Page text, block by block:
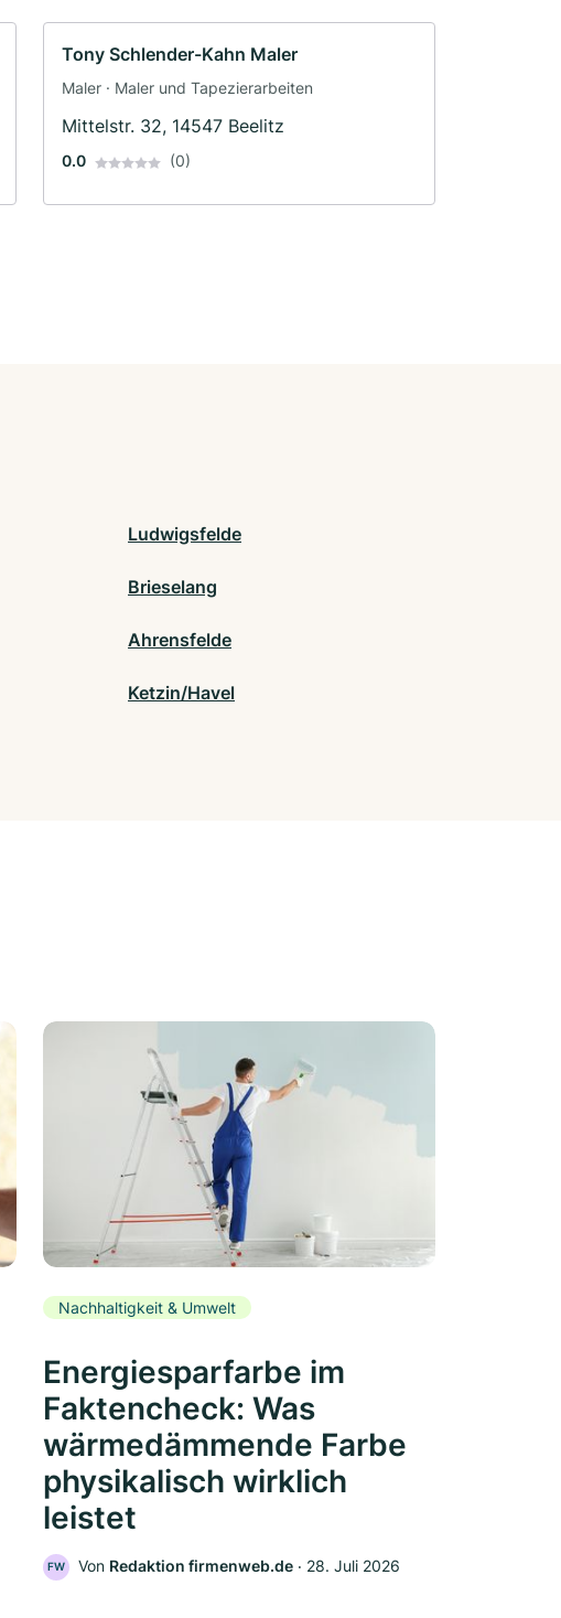
Tony Schlender-Kahn Maler
Maler · Maler und Tapezierarbeiten
Mittelstr. 32, 14547 Beelitz
0.0 (0)
Ludwigsfelde
Brieselang
Ahrensfelde
Ketzin/Havel
Nachhaltigkeit & Umwelt
Energiesparfarbe im
Faktencheck: Was
wärmedämmende Farbe
physikalisch wirklich
leistet
FW Von Redaktion firmenweb.de ‧ 28. Juli 2026